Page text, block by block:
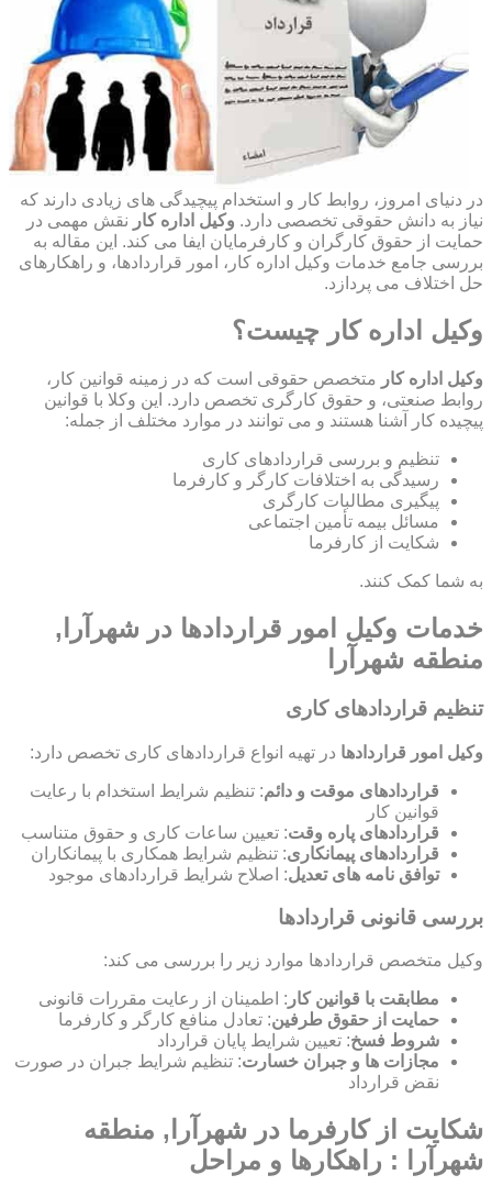
در دنیای امروز، روابط کار و استخدام پیچیدگی های زیادی دارند که
نیاز به دانش حقوقی تخصصی دارد. وکیل اداره کار نقش مهمی در
حمایت از حقوق کارگران و کارفرمایان ایفا می کند. این مقاله به
بررسی جامع خدمات وکیل اداره کار، امور قراردادها، و راهکارهای
حل اختلاف می پردازد.
وکیل اداره کار چیست؟
وکیل اداره کار متخصص حقوقی است که در زمینه قوانین کار،
روابط صنعتی، و حقوق کارگری تخصص دارد. این وکلا با قوانین
پیچیده کار آشنا هستند و می توانند در موارد مختلف از جمله:
تنظیم و بررسی قراردادهای کاری
رسیدگی به اختلافات کارگر و کارفرما
پیگیری مطالبات کارگری
مسائل بیمه تأمین اجتماعی
شکایت از کارفرما
به شما کمک کنند.
خدمات وکیل امور قراردادها در شهرآرا,
منطقه شهرآرا
تنظیم قراردادهای کاری
وکیل امور قراردادها در تهیه انواع قراردادهای کاری تخصص دارد:
قراردادهای موقت و دائم: تنظیم شرایط استخدام با رعایت
قوانین کار
قراردادهای پاره وقت: تعیین ساعات کاری و حقوق متناسب
قراردادهای پیمانکاری: تنظیم شرایط همکاری با پیمانکاران
توافق نامه های تعدیل: اصلاح شرایط قراردادهای موجود
بررسی قانونی قراردادها
وکیل متخصص قراردادها موارد زیر را بررسی می کند:
مطابقت با قوانین کار : اطمینان از رعایت مقررات قانونی
حمایت از حقوق طرفین: تعادل منافع کارگر و کارفرما
شروط فسخ: تعیین شرایط پایان قرارداد
مجازات ها و جبران خسارت: تنظیم شرایط جبران در صورت
نقض قرارداد
شکایت از کارفرما در شهرآرا, منطقه
شهرآرا : راهکارها و مراحل